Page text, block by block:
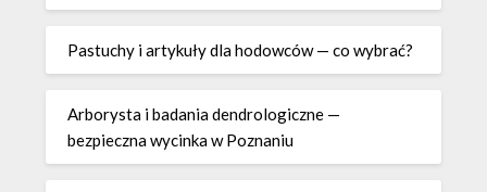
Pastuchy i artykuły dla hodowców — co wybrać?
Arborysta i badania dendrologiczne —
bezpieczna wycinka w Poznaniu